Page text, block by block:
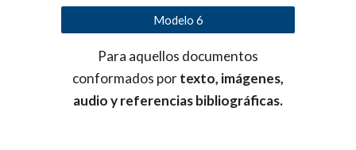
Modelo 6
Para aquellos documentos
conformados portexto, imágenes,
audio y referencias bibliográficas.